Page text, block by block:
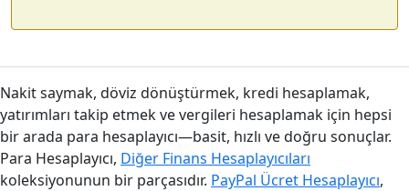
Nakit saymak, döviz dönüştürmek, kredi hesaplamak,
yatırımları takip etmek ve vergileri hesaplamak için hepsi
bir arada para hesaplayıcı—basit, hızlı ve doğru sonuçlar.
Para Hesaplayıcı, Diğer Finans Hesaplayıcıları
koleksiyonunun bir parçasıdır. PayPal Ücret Hesaplayıcı,